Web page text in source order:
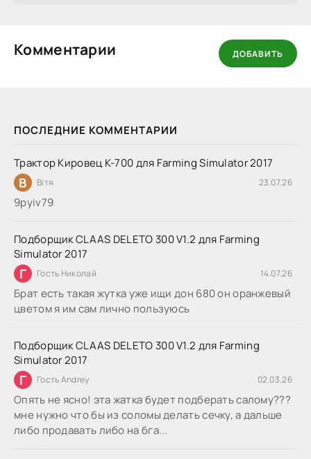
ПОСЛЕДНИЕ КОММЕНТАРИИ
Трактор Кировец К-700 для Farming Simulator 2017
В Вітя 23.07.26
9руіv79
Подборщик CLAAS DELETO 300 V1.2 для Farming
Simulator 2017
Г Гость Николай 14.07.26
Брат есть такая жутка уже ищи дон 680 он оранжевый
цветом я им сам лично пользуюсь
Подборщик CLAAS DELETO 300 V1.2 для Farming
Simulator 2017
Г Гость Andrey 02.03.26
Опять не ясно! эта жатка будет подберать салому???
мне нужно что бы из соломы делать сечку, а дальше
либо продавать либо на бга...
Комментарии ДОБАВИТЬ